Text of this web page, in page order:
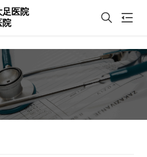
足医院
院